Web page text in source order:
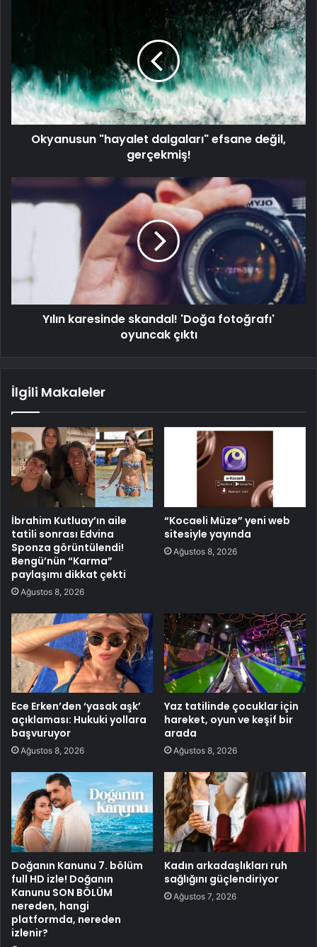
Okyanusun "hayalet dalgaları" efsane değil,
gerçekmiş!
Yılın karesinde skandal! 'Doğa fotoğrafı'
oyuncak çıktı
İlgili Makaleler
İbrahim Kutluay’ın aile
tatili sonrası Edvina
Sponza görüntülendi!
Bengü’nün “Karma”
paylaşımı dikkat çekti
Ağustos 8, 2026
“Kocaeli Müze” yeni web
sitesiyle yayında
Ağustos 8, 2026
Ece Erken’den ‘yasak aşk’
açıklaması: Hukuki yollara
başvuruyor
Ağustos 8, 2026
Yaz tatilinde çocuklar için
hareket, oyun ve keşif bir
arada
Ağustos 8, 2026
Doğanın Kanunu 7. bölüm
full HD izle! Doğanın
Kanunu SON BÖLÜM
nereden, hangi
platformda, nereden
izlenir?
Kadın arkadaşlıkları ruh
sağlığını güçlendiriyor
Ağustos 7, 2026